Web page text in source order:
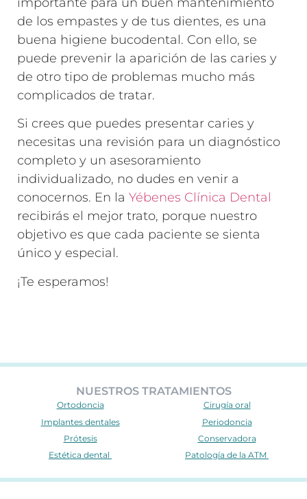
de los empastes y de tus dientes, es una
buena higiene bucodental. Con ello, se
puede prevenir la aparición de las caries y
de otro tipo de problemas mucho más
complicados de tratar.
Si crees que puedes presentar caries y
necesitas una revisión para un diagnóstico
completo y un asesoramiento
individualizado, no dudes en venir a
conocernos. En la Yébenes Clínica Dental
recibirás el mejor trato, porque nuestro
objetivo es que cada paciente se sienta
único y especial.
¡Te esperamos!
NUESTROS TRATAMIENTOS
Ortodoncia
Implantes dentales
Prótesis
Estética dental
Cirugía oral
Periodoncia
Conservadora
Patología de la ATM